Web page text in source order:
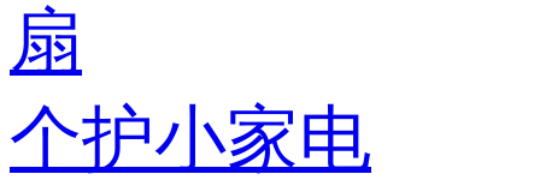
扇
个护小家电